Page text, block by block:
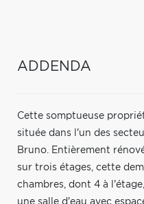
ADDENDA
Cette somptueuse
située dans l'un des
Bruno. Entièrement
sur trois étages, cette
chambres, dont 4 à
une salle d'eau avec